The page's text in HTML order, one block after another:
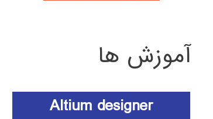
آموزش ها
Altium designer